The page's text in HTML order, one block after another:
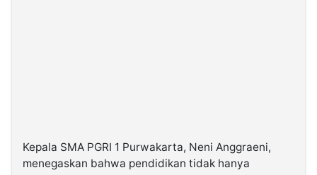
Kepala SMA PGRI 1 Purwakarta, Neni Anggraeni,
menegaskan bahwa pendidikan tidak hanya